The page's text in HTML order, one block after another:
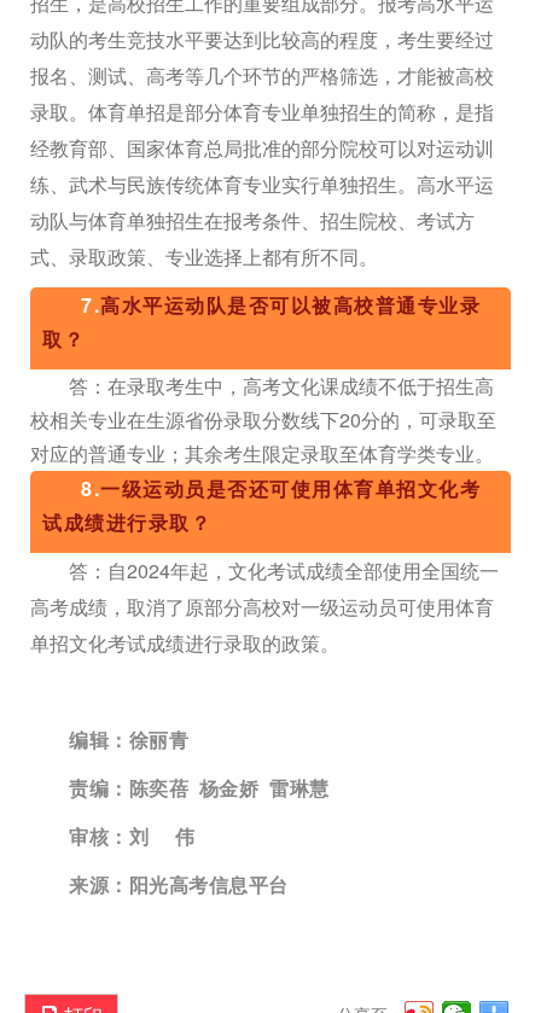
动队的考生竞技水平要达到比较高的程度，考生要经过
报名、测试、高考等几个环节的严格筛选，才能被高校
录取。体育单招是部分体育专业单独招生的简称，是指
经教育部、国家体育总局批准的部分院校可以对运动训
练、武术与民族传统体育专业实行单独招生。高水平运
动队与体育单独招生在报考条件、招生院校、考试方
式、录取政策、专业选择上都有所不同。
7.高水平运动队是否可以被高校普通专业录
取？
答：在录取考生中，高考文化课成绩不低于招生高
校相关专业在生源省份录取分数线下20分的，可录取至
对应的普通专业；其余考生限定录取至体育学类专业。
8.一级运动员是否还可使用体育单招文化考
试成绩进行录取？
答：自2024年起，文化考试成绩全部使用全国统一
高考成绩，取消了原部分高校对一级运动员可使用体育
单招文化考试成绩进行录取的政策。
编辑：徐丽青
责编：陈奕蓓 杨金娇 雷琳慧
审核：刘 伟
来源：阳光高考信息平台